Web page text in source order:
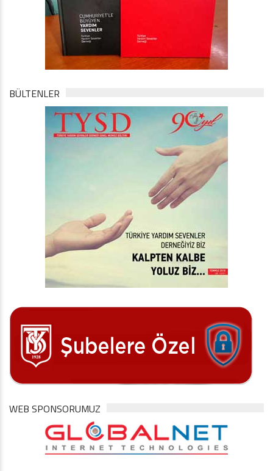
BÜLTENLER
WEB SPONSORUMUZ